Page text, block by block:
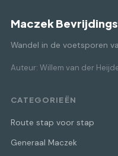
Maczek
Wandel in de voetsporen
Auteur: Willem van der
CATEGORIEËN
Route stap voor stap
Generaal Maczek